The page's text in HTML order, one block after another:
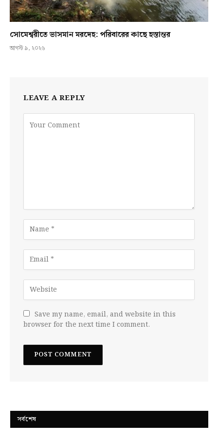
সোমেশ্বরীতে ভাসমান মরদেহ: পরিবারের কাছে হস্তান্তর
আগস্ট ৯, ২০২৬
LEAVE A REPLY
Save my name, email, and website in this
browser for the next time I comment.
সর্বশেষ